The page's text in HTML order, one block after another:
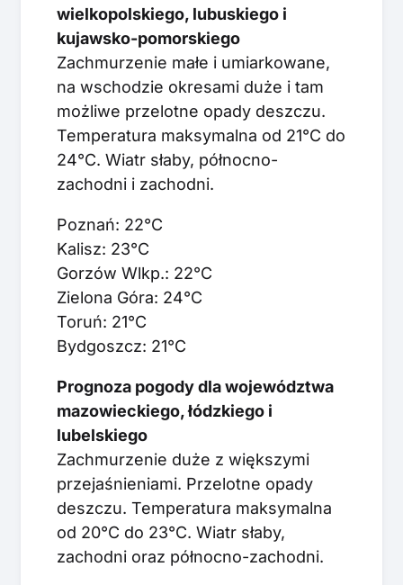
wielkopolskiego, lubuskiego i
kujawsko-pomorskiego
Zachmurzenie małe i umiarkowane,
na wschodzie okresami duże i tam
możliwe przelotne opady deszczu.
Temperatura maksymalna od 21°C do
24°C. Wiatr słaby, północno-
zachodni i zachodni.
Poznań: 22°C
Kalisz: 23°C
Gorzów Wlkp.: 22°C
Zielona Góra: 24°C
Toruń: 21°C
Bydgoszcz: 21°C
Prognoza pogody dla województwa
mazowieckiego, łódzkiego i
lubelskiego
Zachmurzenie duże z większymi
przejaśnieniami. Przelotne opady
deszczu. Temperatura maksymalna
od 20°C do 23°C. Wiatr słaby,
zachodni oraz północno-zachodni.